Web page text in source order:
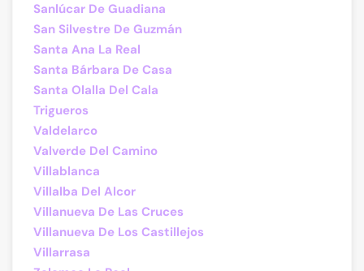
Sanlúcar De Guadiana
San Silvestre De Guzmán
Santa Ana La Real
Santa Bárbara De Casa
Santa Olalla Del Cala
Trigueros
Valdelarco
Valverde Del Camino
Villablanca
Villalba Del Alcor
Villanueva De Las Cruces
Villanueva De Los Castillejos
Villarrasa